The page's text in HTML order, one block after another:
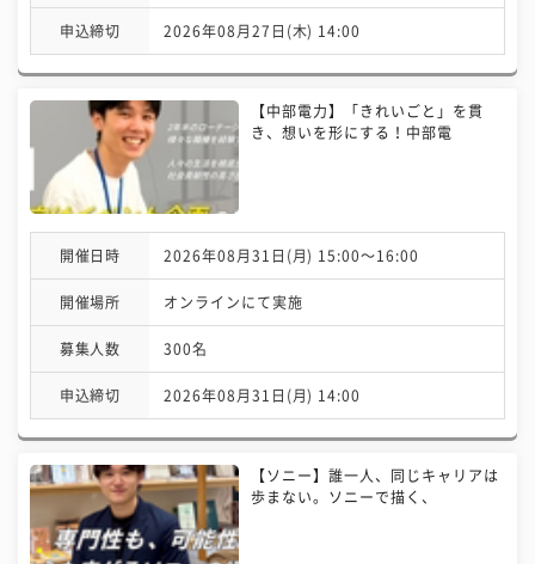
申込締切 2026年08月27日(木) 14:00
【中部電力】「きれいごと」を貫
き、想いを形にする！中部電
開催日時 2026年08月31日(月) 15:00〜16:00
開催場所 オンラインにて実施
募集人数 300名
申込締切 2026年08月31日(月) 14:00
【ソニー】誰一人、同じキャリアは
歩まない。ソニーで描く、